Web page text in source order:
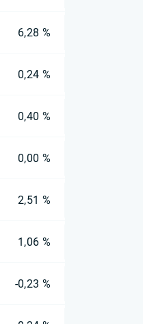
6,28 %
0,24 %
0,40 %
0,00 %
2,51 %
1,06 %
-0,23 %